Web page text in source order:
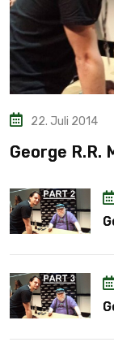
22. Juli 2014
George R.R.